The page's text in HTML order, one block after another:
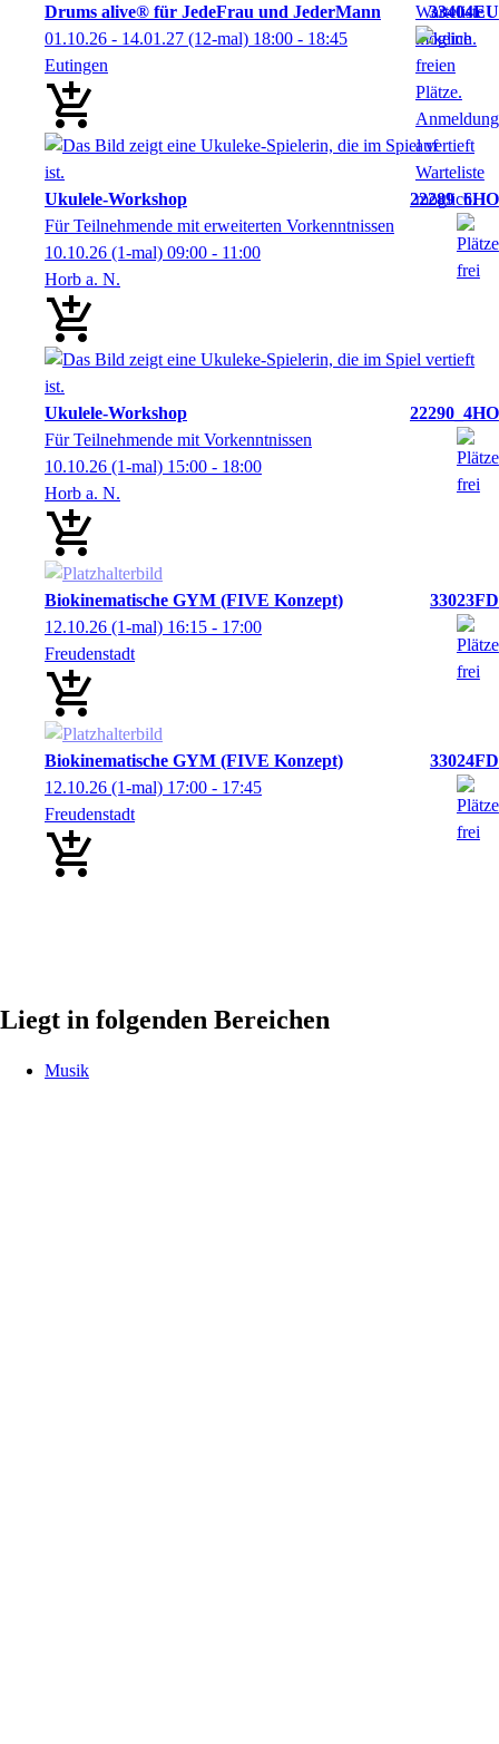
Drums alive® für JedeFrau und JederMann
33404EU
01.10.26 - 14.01.27 (12-mal) 18:00 - 18:45
Eutingen
Ukulele-Workshop
22289_6HO
Für Teilnehmende mit erweiterten Vorkenntnissen
10.10.26 (1-mal) 09:00 - 11:00
Horb a. N.
Ukulele-Workshop
22290_4HO
Für Teilnehmende mit Vorkenntnissen
10.10.26 (1-mal) 15:00 - 18:00
Horb a. N.
Biokinematische GYM (FIVE Konzept)
33023FD
12.10.26 (1-mal) 16:15 - 17:00
Freudenstadt
Biokinematische GYM (FIVE Konzept)
33024FD
12.10.26 (1-mal) 17:00 - 17:45
Freudenstadt
Liegt in folgenden Bereichen
Musik